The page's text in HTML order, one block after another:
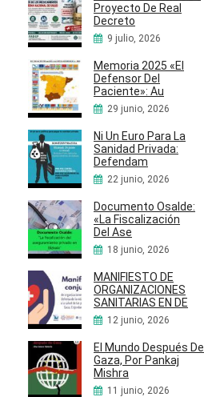
Proyecto De Real
Decreto
9 julio, 2026
Memoria 2025 «El
Defensor Del
Paciente»: Au
29 junio, 2026
Ni Un Euro Para La
Sanidad Privada:
Defendam
22 junio, 2026
Documento Osalde:
«La Fiscalización
Del Ase
18 junio, 2026
MANIFIESTO DE
ORGANIZACIONES
SANITARIAS EN DE
12 junio, 2026
El Mundo Después De
Gaza, Por Pankaj
Mishra
11 junio, 2026